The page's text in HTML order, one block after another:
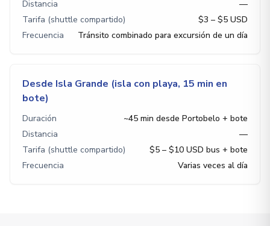
Distancia
—
Tarifa (shuttle compartido)
$3 – $5 USD
Frecuencia
Tránsito combinado para excursión de un día
Desde Isla Grande (isla con playa, 15 min en
bote)
Duración
~45 min desde Portobelo + bote
Distancia
—
Tarifa (shuttle compartido)
$5 – $10 USD bus + bote
Frecuencia
Varias veces al día